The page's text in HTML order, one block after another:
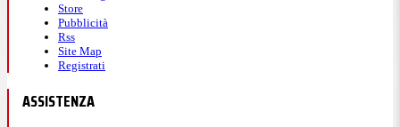
Store
Pubblicità
Rss
Site Map
Registrati
ASSISTENZA